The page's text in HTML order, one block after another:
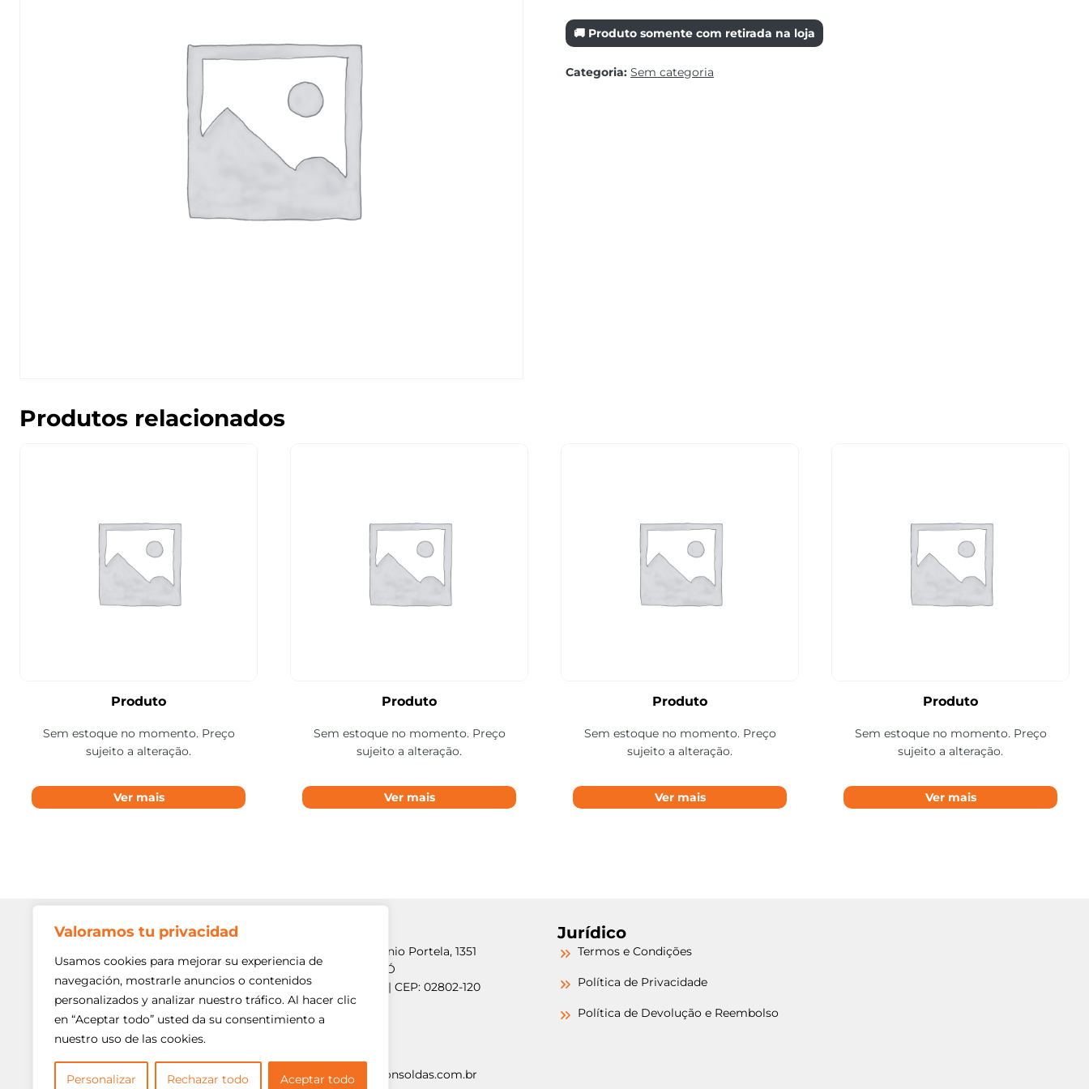
Valoramos tu privacidad
Usamos cookies para mejorar su experiencia de
navegación, mostrarle anuncios o contenidos
personalizados y analizar nuestro tráfico. Al hacer clic
en “Aceptar todo” usted da su consentimiento a
nuestro uso de las cookies.
Personalizar Rechazar todo Aceptar todo
🚚 Produto somente com retirada na loja
Categoria: Sem categoria
Produtos relacionados
Produto
Sem estoque no momento. Preço
sujeito a alteração.
Ver mais
Produto
Sem estoque no momento. Preço
sujeito a alteração.
Ver mais
Produto
Sem estoque no momento. Preço
sujeito a alteração.
Ver mais
Produto
Sem estoque no momento. Preço
sujeito a alteração.
Ver mais
Siga-nos!
Av. Min. Petrônio Portela, 1351
Freguesia do Ó
São Paulo/SP | CEP: 02802-120
contato@argonsoldas.com.br
Jurídico
Termos e Condições
Política de Privacidade
Política de Devolução e Reembolso